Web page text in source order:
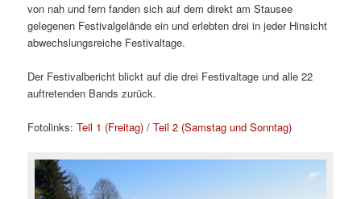
von nah und fern fanden sich auf dem direkt am Stausee
gelegenen Festivalgelände ein und erlebten drei in jeder Hinsicht
abwechslungsreiche Festivaltage.
Der Festivalbericht blickt auf die drei Festivaltage und alle 22
auftretenden Bands zurück.
Fotolinks:Teil 1 (Freitag) /Teil 2 (Samstag und Sonntag)